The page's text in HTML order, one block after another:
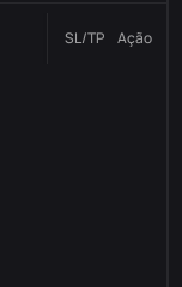
SL/TP Ação